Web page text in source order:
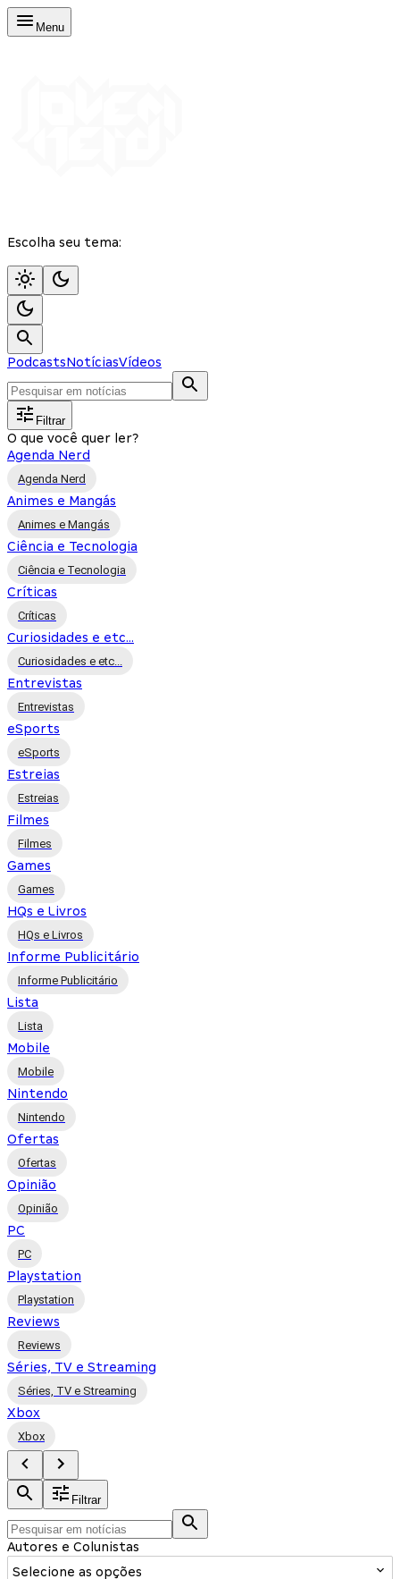
Menu
Escolha seu tema:
PodcastsNotíciasVídeos
Filtrar
O que você quer ler?
Agenda Nerd
Agenda Nerd
Animes e Mangás
Animes e Mangás
Ciência e Tecnologia
Ciência e Tecnologia
Críticas
Críticas
Curiosidades e etc...
Curiosidades e etc...
Entrevistas
Entrevistas
eSports
eSports
Estreias
Estreias
Filmes
Filmes
Games
Games
HQs e Livros
HQs e Livros
Informe Publicitário
Informe Publicitário
Lista
Lista
Mobile
Mobile
Nintendo
Nintendo
Ofertas
Ofertas
Opinião
Opinião
PC
PC
Playstation
Playstation
Reviews
Reviews
Séries, TV e Streaming
Séries, TV e Streaming
Xbox
Xbox
Filtrar
Autores e Colunistas
Selecione as opções